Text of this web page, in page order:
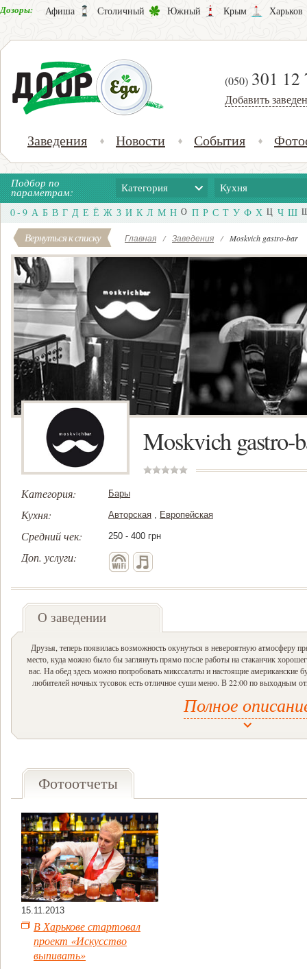
Дозоры: Афиша Столичный Южный Крым Харьков
(050) 301 12
Добавить
Заведения Новости События
Подбор по
параметрам: Категория Кухня
0 - 9 А Б В Г Д Е Ё Ж З И К Л М Н О П Р С Т У Ф Х Ц Ч Ш
Вернуться к списку Главная / Заведения / Moskvich gastro-bar
Moskvich gastro-
Категория: Бары
Кухня: Авторская , Европейская
Средний чек: 250 - 400 грн
Доп. услуги:
О заведении
Друзья, теперь появилась возможность окунуться в невероятную атмосферу
место, куда можно было бы заглянуть прямо после работы на стаканчик
вас. На обед здесь можно попробовать микссалаты и настоящие американские
любителей ночных тусовок есть отличное суши меню. В 22:00 по выходным
красавиц Basil Beauty, горячо любимый хулиганами шот Сиськи, ну и
Твой друг moskvich bar всегда рад
Now there is a possibility to find a place with incredible atmosphere right in the
drop into after a working day and have a glass of good whiskey, Moskvich bar is
fashionable cocktails: Basil Beauty – a favourite drink of the most beautiful girls
Полное
Фотоотчеты
15.11.2013
В Харькове стартовал
проект «Искусство
выпивать»